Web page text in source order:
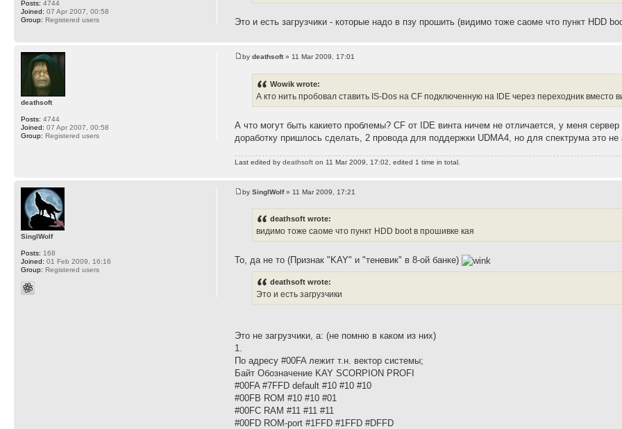
Это и есть загрузчики - которые надо в пзу прошить (видимо тоже саоме что пункт HDD
Posts: 4744
Joined: 07 Apr 2007, 00:58
Group: Registered users
bydeathsoft» 11 Mar 2009, 17:01
Wowik wrote:
А кто нить пробовал ставить IS-Dos на CF подключенную на IDE через переходник вместо
А что могут быть какието проблемы? CF от IDE винта ничем не отличается, у меня
доработку пришлось сделать, 2 провода для поддержки UDMA4, но для спектрума это не
Last edited bydeathsoft on 11 Mar 2009, 17:02, edited 1 time in total.
deathsoft
Posts: 4744
Joined: 07 Apr 2007, 00:58
Group: Registered users
bySinglWolf» 11 Mar 2009, 17:21
deathsoft wrote:
видимо тоже саоме что пункт HDD boot в прошивке кая
То, да не то (Признак "KAY" и "теневик" в 8-ой банке)
deathsoft wrote:
Это и есть загрузчики
Это не загрузчики, а: (не помню в каком из них)
1.
По адресу #00FA лежит т.н. вектор системы;
Байт Обозначение KAY SCORPION PROFI
#00FA #7FFD default #10 #10 #10
#00FB ROM #10 #10 #01
#00FC RAM #11 #11 #11
#00FD ROM-port #1FFD #1FFD #DFFD
SinglWolf
Posts: 168
Joined: 01 Feb 2009, 16:16
Group: Registered users